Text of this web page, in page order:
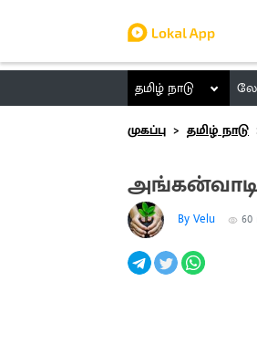
தமிழ் நாடு
முகப்பு
தமிழ் நாடு
By Velu 60